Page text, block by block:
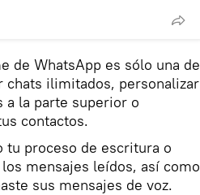
de WhatsApp es sólo una de
ilimitados, personalizar
a la parte superior o
contactos.
tu proceso de escritura o
mensajes leídos, así como
sus mensajes de voz.